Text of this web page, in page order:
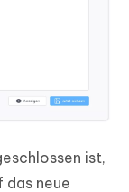
ist,
das neue